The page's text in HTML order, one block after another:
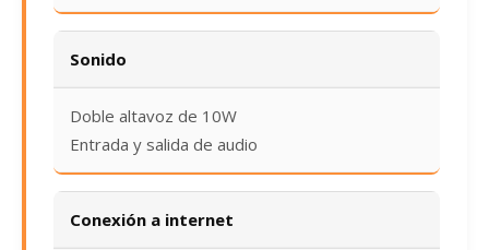
Sonido
Doble altavoz de 10W
Entrada y salida de audio
Conexión a internet